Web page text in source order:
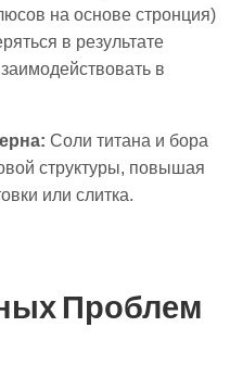
на основе стронция)
в результате
в
Соли титана и бора
структуры, повышая
или слитка.
Проблем